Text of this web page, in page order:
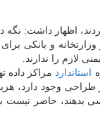
اظهار داشت:
و بانكی برای
لازم را ندارند.
استانداردمراكز داده
وجود دارد،
بدهند، حاضر نیست